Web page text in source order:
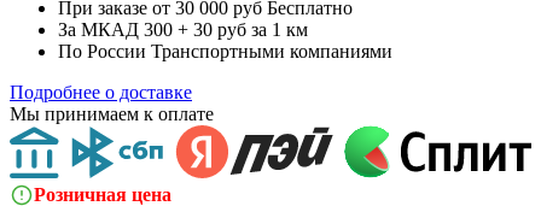
При заказе от 30 000 руб Бесплатно
За МКАД 300 + 30 руб за 1 км
По России Транспортными компаниями
Подробнее о доставке
Мы принимаем к оплате
Розничная цена